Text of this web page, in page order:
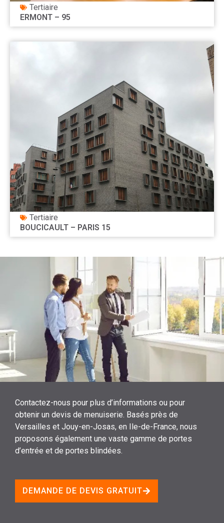
Tertiaire
ERMONT – 95
Tertiaire
BOUCICAULT – PARIS 15
Contactez-nous pour plus d’informations ou pour
obtenir un devis de menuiserie. Basés près de
Versailles et Jouy-en-Josas, en Ile-de-France, nous
proposons également une vaste gamme de portes
d’entrée et de portes blindées.
DEMANDE DE DEVIS GRATUIT